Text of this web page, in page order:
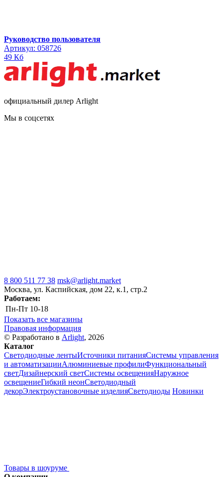
Руководство пользователя
Артикул: 058726
49 Кб
официальный дилер Arlight
Мы в соцсетях
8 800 511 77 38 msk@arlight.market
Москва, ул. Каспийская, дом 22, к.1, стр.2
Работаем:
Пн-Пт 10-18
Показать все магазины
Правовая информация
© Разработано в Arlight, 2026
Каталог
Светодиодные лентыИсточники питанияСистемы управления
и автоматизацииАлюминиевые профилиФункциональный
светДизайнерский светСистемы освещенияНаружное
освещениеГибкий неонСветодиодный
декорЭлектроустановочные изделияСветодиоды Новинки
Товары в шоуруме